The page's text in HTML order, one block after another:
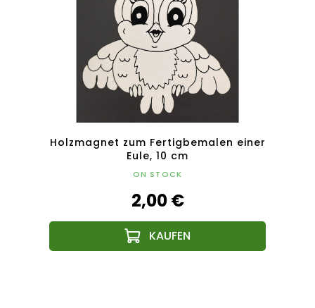
Holzmagnet zum Fertigbemalen einer
Eule, 10 cm
ON STOCK
2,00 €